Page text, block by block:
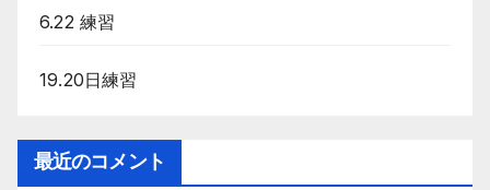
6.22 練習
19.20日練習
最近のコメント